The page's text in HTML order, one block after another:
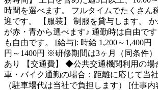
時間を選べます。 フルタイムでたくさん
迎です。 【服装】 制服を貸与します。
が赤・青から選べます♪ 通勤時は自由で
も自由です。 [給与]: 時給 1,200～1,400円
円～1400円 ※研修期間は3ヶ月（同条件
あり 【交通費】 ◆公共交通機関利用の
車・バイク通勤の場合：距離に応じて当
（駐車場代は当社で負担します） [仕事